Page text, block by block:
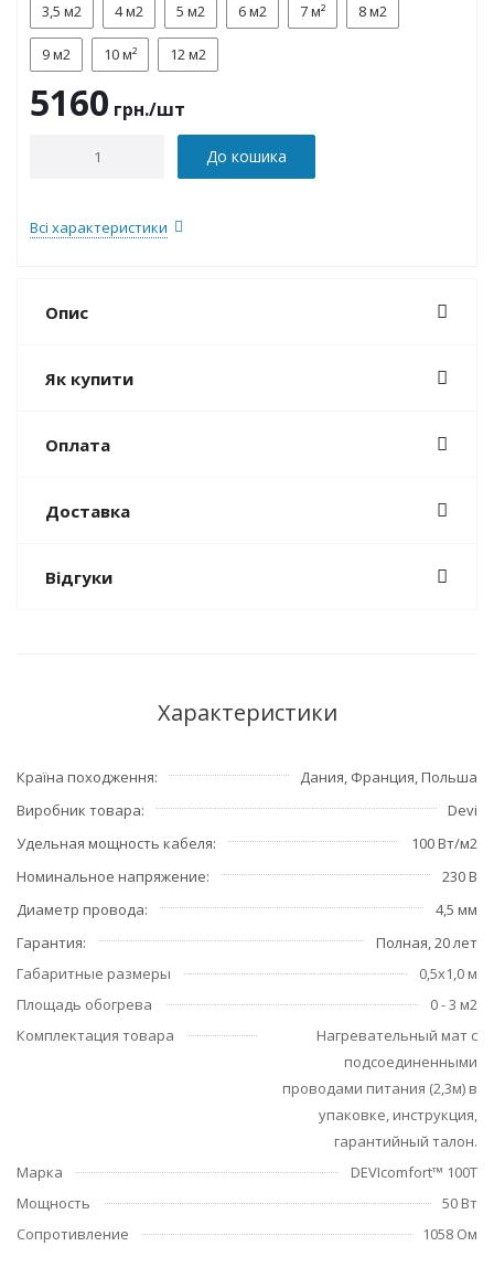
3,5 м2 4 м2 5 м2 6 м2 7 м² 8 м2
9 м2 10 м² 12 м2
5160 грн./шт
До кошика
Всі характеристики
Опис
Як купити
Оплата
Доставка
Відгуки
Характеристики
Країна походження
Дания, Франция, Польша
Виробник товара
Devi
Удельная мощность кабеля
100 Вт/м2
Номинальное напряжение
230 В
Диаметр провода
4,5 мм
Гарантия
Полная, 20 лет
Габаритные размеры
0,5х1,0 м
Площадь обогрева
0 - 3 м2
Комплектация товара
Нагревательный мат с
подсоединенными
проводами питания (2,3м) в
упаковке, инструкция,
гарантийный талон.
Марка
DEVIcomfort™ 100T
Мощность
50 Вт
Сопротивление
1058 Ом